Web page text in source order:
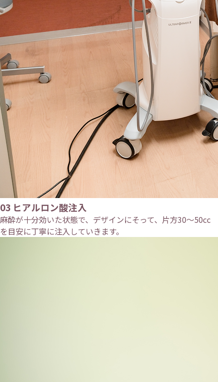
03 ヒアルロン酸注入
麻酔が十分効いた状態で、デザインにそって、片方30〜50cc
を目安に丁寧に注入していきます。